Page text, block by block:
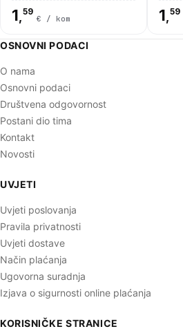
1,59
€ / kom 1,59
OSNOVNI PODACI
O nama
Osnovni podaci
Društvena odgovornost
Postani dio tima
Kontakt
Novosti
UVJETI
Uvjeti poslovanja
Pravila privatnosti
Uvjeti dostave
Način plaćanja
Ugovorna suradnja
Izjava o sigurnosti online plaćanja
KORISNIČKE STRANICE